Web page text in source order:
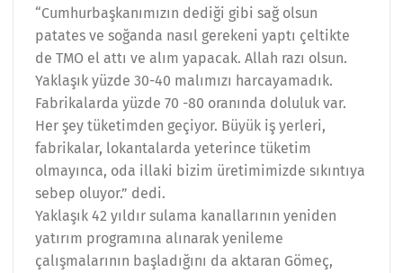
“Cumhurbaşkanımızın dediği gibi sağ olsun
patates ve soğanda nasıl gerekeni yaptı çeltikte
de TMO el attı ve alım yapacak. Allah razı olsun.
Yaklaşık yüzde 30-40 malımızı harcayamadık.
Fabrikalarda yüzde 70 -80 oranında doluluk var.
Her şey tüketimden geçiyor. Büyük iş yerleri,
fabrikalar, lokantalarda yeterince tüketim
olmayınca, oda illaki bizim üretimimizde sıkıntıya
sebep oluyor.” dedi.
Yaklaşık 42 yıldır sulama kanallarının yeniden
yatırım programına alınarak yenileme
çalışmalarının başladığını da aktaran Gömeç,